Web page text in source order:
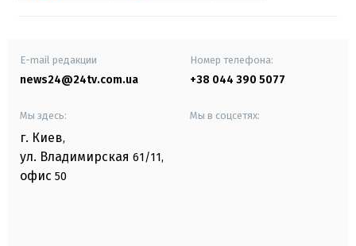
E-mail редакции
news24@24tv.com.ua
Номер телефона:
+38 044 390 5077
Мы здесь:
г. Киев,
ул. Владимирская 61/11,
офис 50
Мы в соцсетях: